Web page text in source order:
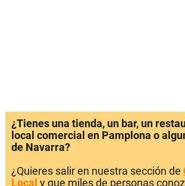
¿Tienes una tienda, un bar, un
local comercial en Pamplona o
de Navarra?
¿Quieres salir en nuestra sección de
Local y que miles de personas